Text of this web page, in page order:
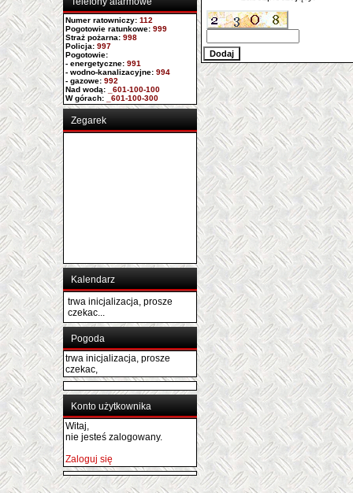
Numer ratowniczy: 112
Pogotowie ratunkowe: 999
Straż pożarna: 998
Policja: 997
Pogotowie:
- energetyczne: 991
- wodno-kanalizacyjne: 994
- gazowe: 992
Nad wodą: _601-100-100
W górach: _601-100-300
Zegarek
Kalendarz
trwa inicjalizacja, prosze
czekac...
Pogoda
trwa inicjalizacja, prosze
czekac,
Konto użytkownika
Witaj,
nie jesteś zalogowany.
Zaloguj się